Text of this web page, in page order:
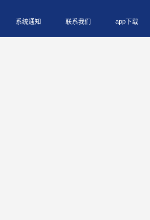
系统通知 联系我们 app下载